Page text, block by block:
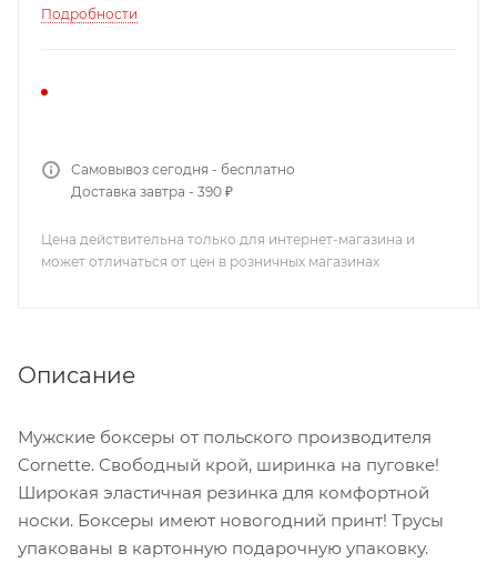
Подробности
Самовывоз сегодня - бесплатно
Доставка завтра - 390 ₽
Цена действительна только для интернет-магазина и
может отличаться от цен в розничных магазинах
Описание
Мужские боксеры от польского производителя
Cornette. Свободный крой, ширинка на пуговке!
Широкая эластичная резинка для комфортной
носки. Боксеры имеют новогодний принт! Трусы
упакованы в картонную подарочную упаковку.